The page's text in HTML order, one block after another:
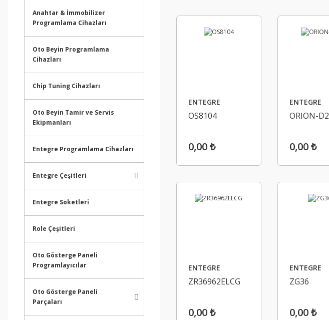
Anahtar & İmmobilizer
Programlama Cihazları
Oto Beyin Programlama
Cihazları
Chip Tuning Cihazları
Oto Beyin Tamir ve Servis
Ekipmanları
Entegre Programlama Cihazları
Entegre Çeşitleri
Entegre Soketleri
Role Çeşitleri
Oto Gösterge Paneli
Programlayıcılar
Oto Gösterge Paneli
Parçaları
ENTEGRE
OS8104
0,00 ₺
ENTEGRE
ORION-D2
0,00 ₺
ENTEGRE
ZR36962ELCG
0,00 ₺
ENTEGRE
ZG36
0,00 ₺